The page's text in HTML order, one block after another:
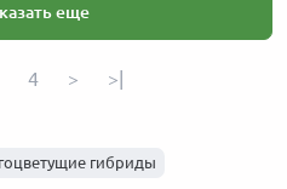
еще
4 > >|
гибриды